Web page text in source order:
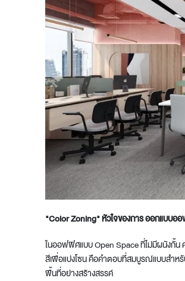
"Color Zoning" หัวใจของการ ออกแบบอ
ในออฟฟิศแบบ Open Space ที่ไม่มีผนังกั้น
สีเพื่อแบ่งโซน คือคำตอบที่สมบูรณ์แบบสำห
พื้นที่อย่างสร้างสรรค์